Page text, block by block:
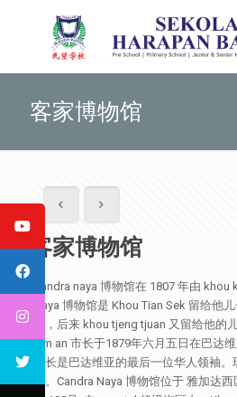
客家博物馆
客家博物馆
Candra naya 博物馆在 1807 年由 khou
Naya 博物馆是 Khou Tian Sek 留给他
产，后来 khou tjeng tjuan 又留给他的
kim an 市长于1879年六月五日在巴达
市长是巴达维亚的最后一位华人领袖
达。Candra Naya 博物馆位于 雅加达